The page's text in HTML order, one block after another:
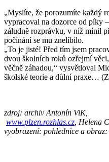
„Myslíte, že porozumíte každý
vypracoval na dozorce od píky
záludně rozprávku, v níž mínil
počínání se mu znelíbilo.
„To je jisté! Před tím jsem
dvou školních roků ozřejmí
věčně záhadou,“ vysvětloval
školské teorie a důlní praxe…
zdroj: archiv Antonín ViK,
www.plzen.rozhlas.cz , Helena
vyobrazení: pohlednice a